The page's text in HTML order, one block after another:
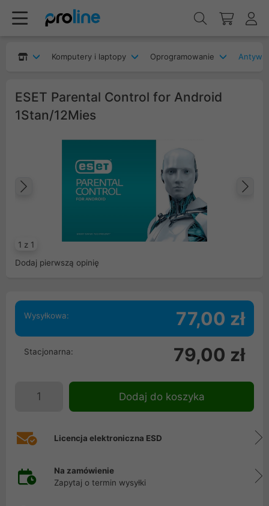
Komputery i laptopy Oprogramowanie
ESET Parental Control for Android
1Stan/12Mies
1 z 1
Poprzedni
Dodaj pierwszą opinię
Wysyłkowa: 77,00 zł
Stacjonarna: 79,00 zł
Dodaj do koszyka
Licencja elektroniczna ESD
Na zamówienie
Zapytaj o termin wysyłki